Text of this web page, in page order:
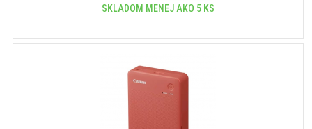
SKLADOM MENEJ AKO 5 KS